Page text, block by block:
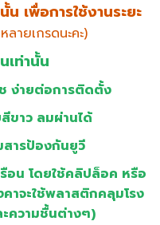
เพื่อการใช้งานระยะ
ายเกรดนะคะ)
เท่านั้น
ง่ายต่อการติดตั้ง
ขาว ลมผ่านได้
ารป้องกันยูวี
อน โดยใช้คลิปล็อค หรือ
าจะใช้พลาสติกคลุมโรง
ความชื้นต่างๆ)